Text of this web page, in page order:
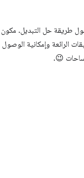
طريقة حل التبديل. مكون
الرائعة وإمكانية
😉.